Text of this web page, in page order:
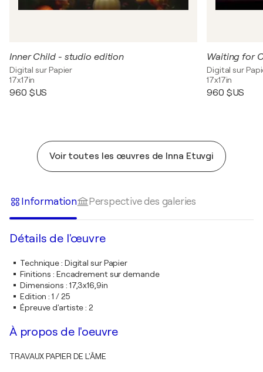
Inner Child - studio edition
Digital sur Papier
17x17in
960 $US
Waiting for
Digital sur
17x17in
960 $US
Voir toutes les œuvres de Inna Etuvgi
Information Perspective des galeries
Détails de l'œuvre
Technique: Digital sur Papier
Finitions : Encadrement sur demande
Dimensions : 17,3x16,9in
Edition :1 / 25
Épreuve d'artiste:2
À propos de l'oeuvre
TRAVAUX PAPIER DE L'ÂME